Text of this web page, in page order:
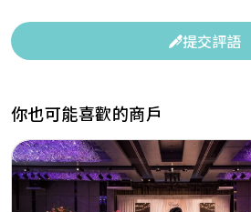
提交評語
你也可能喜歡的商戶